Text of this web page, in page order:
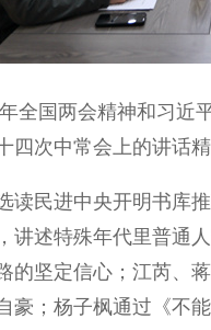
国两会精神和习近
四次中常会上的讲话精
民进中央开明书库推
讲述特殊年代里普通
的坚定信心；江芮、
豪；杨子枫通过《不